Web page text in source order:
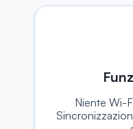
Niente Wi-